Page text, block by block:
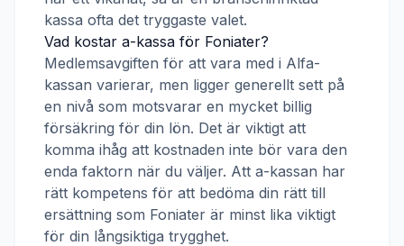
kassa ofta det tryggaste valet.
Vad kostar a-kassa för Foniater?
Medlemsavgiften för att vara med i Alfa-
kassan varierar, men ligger generellt sett på
en nivå som motsvarar en mycket billig
försäkring för din lön. Det är viktigt att
komma ihåg att kostnaden inte bör vara den
enda faktorn när du väljer. Att a-kassan har
rätt kompetens för att bedöma din rätt till
ersättning som Foniater är minst lika viktigt
för din långsiktiga trygghet.